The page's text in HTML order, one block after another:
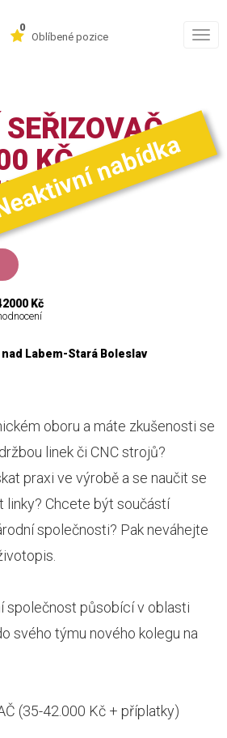
0
Oblíbené pozice
KČ +nabídka
Kč
nad Labem-Stará Boleslav
oboru a máte zkušenosti se
linek či CNC strojů?
praxi ve výrobě a se naučit se
linky? Chcete být součástí
společnosti? Pak neváhejte
společnost působící v oblasti
svého týmu nového kolegu na
(35-42.000 Kč + příplatky)